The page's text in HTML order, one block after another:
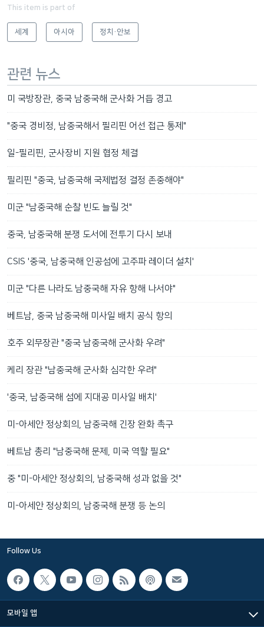
This item is part of
세계 아시아 정치·안보
관련 뉴스
미 국방장관, 중국 남중국해 군사화 거듭 경고
"중국 경비정, 남중국해서 필리핀 어선 접근 통제"
일-필리핀, 군사장비 지원 협정 체결
필리핀 "중국, 남중국해 국제법정 결정 존중해야"
미군 "남중국해 순찰 빈도 늘릴 것"
중국, 남중국해 분쟁 도서에 전투기 다시 보내
CSIS '중국, 남중국해 인공섬에 고주파 레이더 설치'
미군 "다른 나라도 남중국해 자유 항해 나서야"
베트남, 중국 남중국해 미사일 배치 공식 항의
호주 외무장관 "중국 남중국해 군사화 우려"
케리 장관 "남중국해 군사화 심각한 우려"
'중국, 남중국해 섬에 지대공 미사일 배치'
미-아세안 정상회의, 남중국해 긴장 완화 촉구
베트남 총리 "남중국해 문제, 미국 역할 필요"
중 "미-아세안 정상회의, 남중국해 성과 없을 것"
미-아세안 정상회의, 남중국해 분쟁 등 논의
Follow Us
모바일 앱